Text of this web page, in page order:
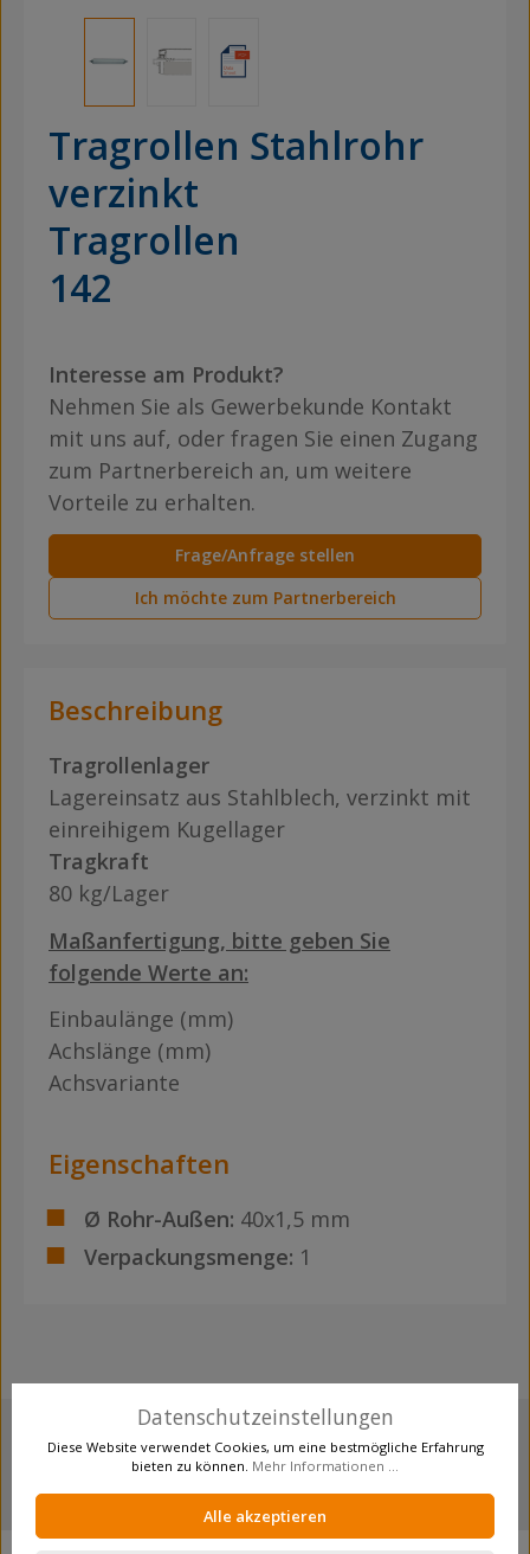
Tragrollen Stahlrohr
verzinkt
Tragrollen
142
Interesse am Produkt?
Nehmen Sie als Gewerbekunde Kontakt
mit uns auf, oder fragen Sie einen Zugang
zum Partnerbereich an, um weitere
Vorteile zu erhalten.
Frage/Anfrage stellen
Ich möchte zum Partnerbereich
Beschreibung
Tragrollenlager
Lagereinsatz aus Stahlblech, verzinkt mit
einreihigem Kugellager
Tragkraft
80 kg/Lager
Maßanfertigung, bitte geben Sie
folgende Werte an:
Einbaulänge (mm)
Achslänge (mm)
Achsvariante
Eigenschaften
Ø Rohr-Außen: 40x1,5 mm
Verpackungsmenge: 1
mehr als 12.000 Produkte
Datenschutzeinstellungen
Diese Website verwendet Cookies, um eine bestmögliche Erfahrung
bieten zu können. Mehr Informationen ...
Alle akzeptieren